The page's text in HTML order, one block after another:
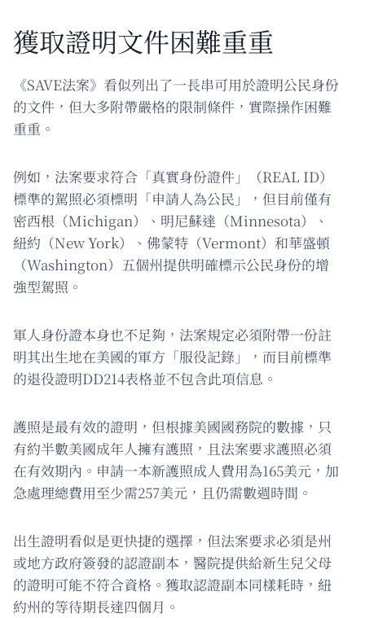
獲取證明文件困難重重
《SAVE法案》看似列出了一長串可用於證明公民身份
的文件，但大多附帶嚴格的限制條件，實際操作困難
重重。
例如，法案要求符合「真實身份證件」（REAL ID）
標準的駕照必須標明「申請人為公民」，但目前僅有
密西根（Michigan）、明尼蘇達（Minnesota）、
紐約（New York）、佛蒙特（Vermont）和華盛頓
（Washington）五個州提供明確標示公民身份的增
強型駕照。
軍人身份證本身也不足夠，法案規定必須附帶一份註
明其出生地在美國的軍方「服役記錄」，而目前標準
的退役證明DD214表格並不包含此項信息。
護照是最有效的證明，但根據美國國務院的數據，只
有約半數美國成年人擁有護照，且法案要求護照必須
在有效期內。申請一本新護照成人費用為165美元，加
急處理總費用至少需257美元，且仍需數週時間。
出生證明看似是更快捷的選擇，但法案要求必須是州
或地方政府簽發的認證副本，醫院提供給新生兒父母
的證明可能不符合資格。獲取認證副本同樣耗時，紐
約州的等待期長達四個月。